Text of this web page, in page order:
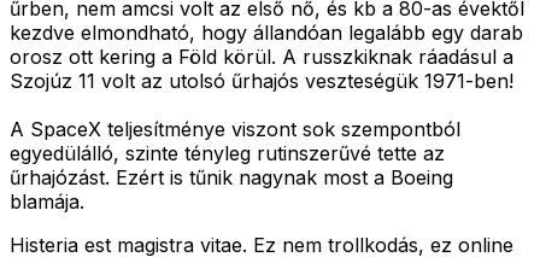
űrben, nem amcsi volt az első nő, és kb a 80-as évektől
kezdve elmondható, hogy állandóan legalább egy darab
orosz ott kering a Föld körül. A russzkiknak ráadásul a
Szojúz 11 volt az utolsó űrhajós veszteségük 1971-ben!
A SpaceX teljesítménye viszont sok szempontból
egyedülálló, szinte tényleg rutinszerűvé tette az
űrhajózást. Ezért is tűnik nagynak most a Boeing
blamája.
Histeria est magistra vitae. Ez nem trollkodás, ez online